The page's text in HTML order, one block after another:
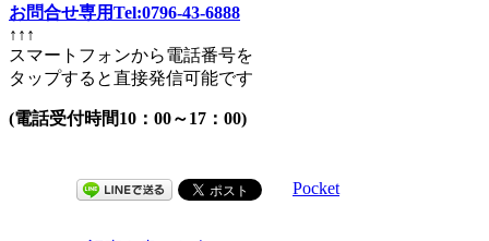
お問合せ専用Tel:0796-43-6888
↑↑↑
スマートフォンから電話番号を
タップすると直接発信可能です
(電話受付時間10：00～17：00)
Pocket